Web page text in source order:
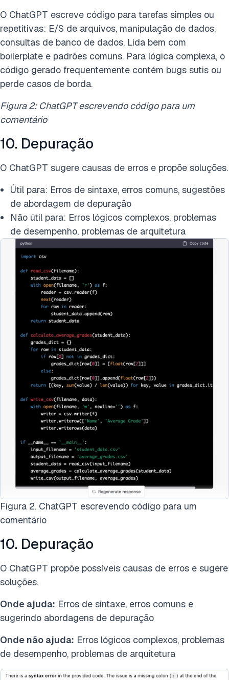
O ChatGPT escreve código para tarefas simples ou
repetitivas: E/S de arquivos, manipulação de dados,
consultas de banco de dados. Lida bem com
boilerplate e padrões comuns. Para lógica complexa, o
código gerado frequentemente contém bugs sutis ou
perde casos de borda.
Figura 2: ChatGPT escrevendo código para um
comentário
10. Depuração
O ChatGPT sugere causas de erros e propõe soluções.
Útil para: Erros de sintaxe, erros comuns, sugestões
de abordagem de depuração
Não útil para: Erros lógicos complexos, problemas
de desempenho, problemas de arquitetura
Figura 2. ChatGPT escrevendo código para um
comentário
10. Depuração
O ChatGPT propõe possíveis causas de erros e sugere
soluções.
Onde ajuda: Erros de sintaxe, erros comuns e
sugerindo abordagens de depuração
Onde não ajuda: Erros lógicos complexos, problemas
de desempenho, problemas de arquitetura